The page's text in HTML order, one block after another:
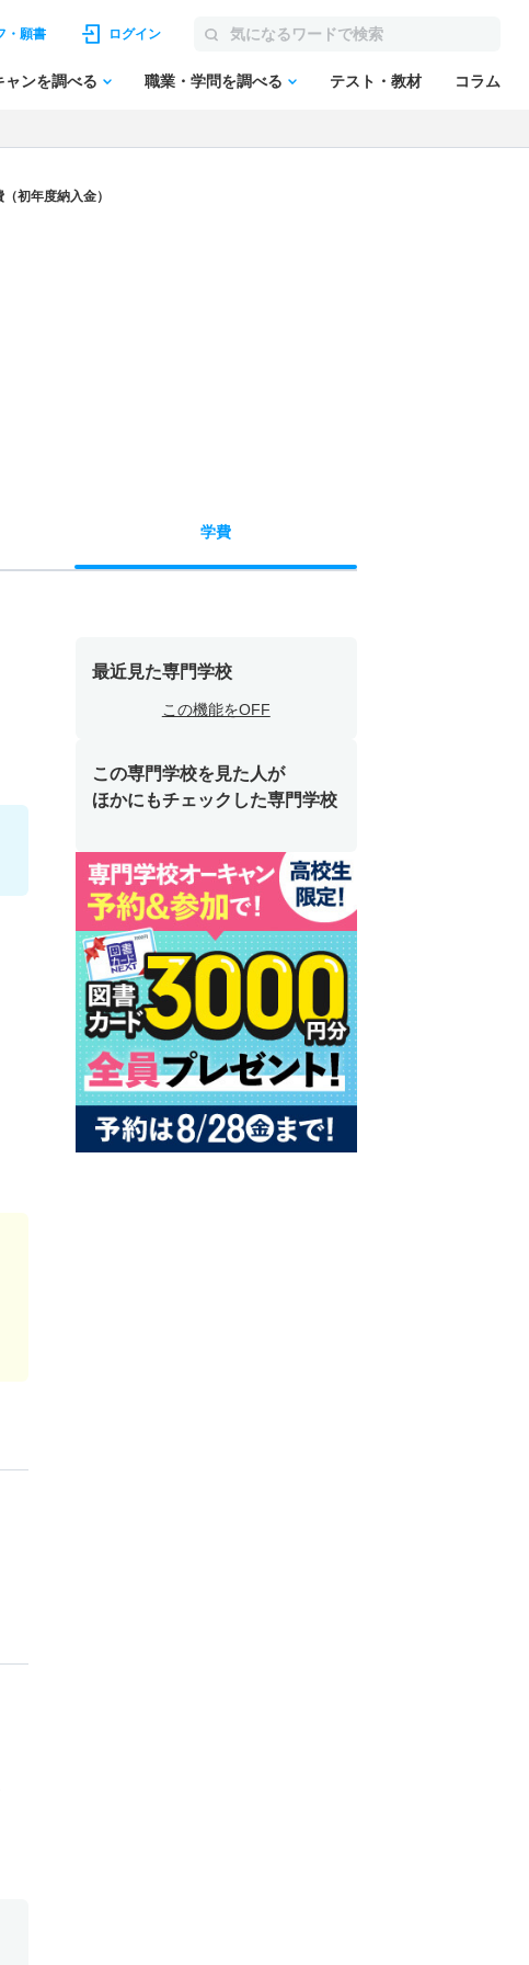
・願書 ログイン
ャンを調べる 職業・学問を調べる テスト・教材 コラム
初年度納入金）
学費
最近見た専門学校
この機能をOFF
この専門学校を見た人が
ほかにもチェックした専門学校